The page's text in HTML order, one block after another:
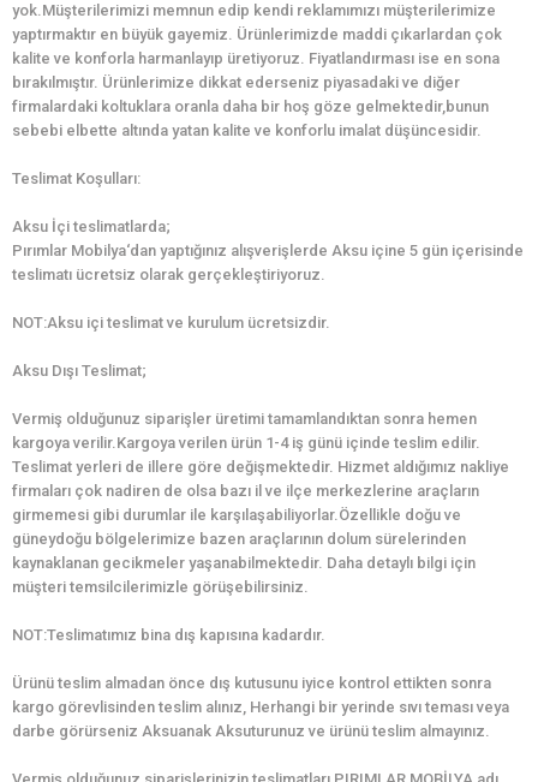
yok.Müşterilerimizi memnun edip kendi reklamımızı müşterilerimize
yaptırmaktır en büyük gayemiz. Ürünlerimizde maddi çıkarlardan çok
kalite ve konforla harmanlayıp üretiyoruz. Fiyatlandırması ise en sona
bırakılmıştır. Ürünlerimize dikkat ederseniz piyasadaki ve diğer
firmalardaki koltuklara oranla daha bir hoş göze gelmektedir,bunun
sebebi elbette altında yatan kalite ve konforlu imalat düşüncesidir.
Teslimat Koşulları:
Aksu İçi teslimatlarda;
Pırımlar Mobilya‘dan yaptığınız alışverişlerde Aksu içine 5 gün içerisinde
teslimatı ücretsiz olarak gerçekleştiriyoruz.
NOT:Aksu içi teslimat ve kurulum ücretsizdir.
Aksu Dışı Teslimat;
Vermiş olduğunuz siparişler üretimi tamamlandıktan sonra hemen
kargoya verilir.Kargoya verilen ürün 1-4 iş günü içinde teslim edilir.
Teslimat yerleri de illere göre değişmektedir. Hizmet aldığımız nakliye
firmaları çok nadiren de olsa bazı il ve ilçe merkezlerine araçların
girmemesi gibi durumlar ile karşılaşabiliyorlar.Özellikle doğu ve
güneydoğu bölgelerimize bazen araçlarının dolum sürelerinden
kaynaklanan gecikmeler yaşanabilmektedir. Daha detaylı bilgi için
müşteri temsilcilerimizle görüşebilirsiniz.
NOT:Teslimatımız bina dış kapısına kadardır.
Ürünü teslim almadan önce dış kutusunu iyice kontrol ettikten sonra
kargo görevlisinden teslim alınız, Herhangi bir yerinde sıvı teması veya
darbe görürseniz Aksuanak Aksuturunuz ve ürünü teslim almayınız.